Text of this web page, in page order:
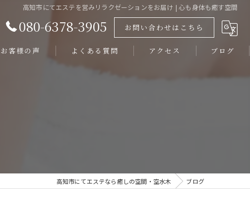
高知市にてエステを営みリラクゼーションをお届け | 心も身体も癒す空間
080-6378-3905 お問い合わせはこちら
お客様の声 よくある質問 アクセス ブログ
高知市にてエステなら癒しの空間・空水木 ブログ